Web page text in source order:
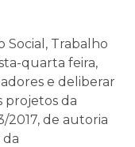
Social, Trabalho
quarta feira,
e deliberar
projetos da
2017, de autoria
da